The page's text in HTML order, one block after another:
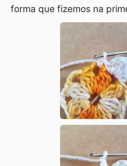
forma que fizemos na